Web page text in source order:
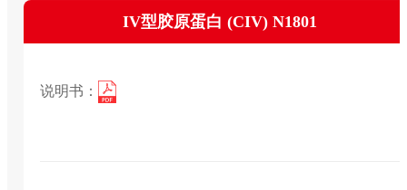
IV型胶原蛋白 (CIV) N1801
说明书：